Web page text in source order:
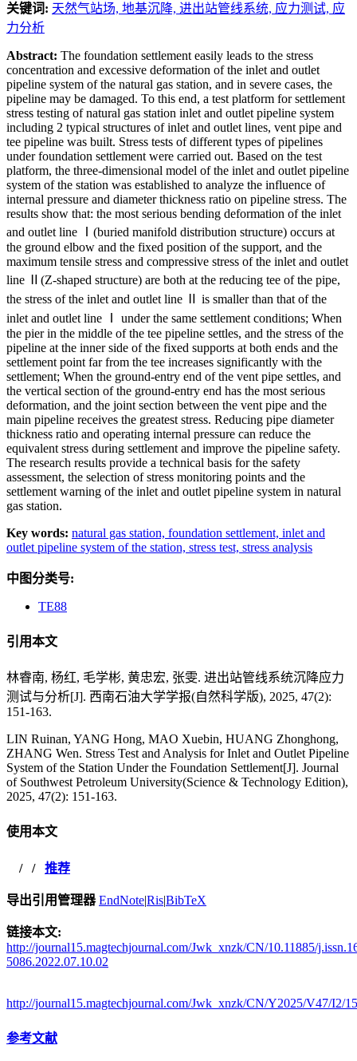
关键词: 天然气站场, 地基沉降, 进出站管线系统, 应力测试, 应
力分析
Abstract: The foundation settlement easily leads to the stress
concentration and excessive deformation of the inlet and outlet
pipeline system of the natural gas station, and in severe cases, the
pipeline may be damaged. To this end, a test platform for settlement
stress testing of natural gas station inlet and outlet pipeline system
including 2 typical structures of inlet and outlet lines, vent pipe and
tee pipeline was built. Stress tests of different types of pipelines
under foundation settlement were carried out. Based on the test
platform, the three-dimensional model of the inlet and outlet pipeline
system of the station was established to analyze the influence of
internal pressure and diameter thickness ratio on pipeline stress. The
results show that: the most serious bending deformation of the inlet
and outlet line Ⅰ(buried manifold distribution structure) occurs at
the ground elbow and the fixed position of the support, and the
maximum tensile stress and compressive stress of the inlet and outlet
line Ⅱ(Z-shaped structure) are both at the reducing tee of the pipe,
the stress of the inlet and outlet line Ⅱ is smaller than that of the
inlet and outlet line Ⅰ under the same settlement conditions; When
the pier in the middle of the tee pipeline settles, and the stress of the
pipeline at the inner side of the fixed supports at both ends and the
settlement point far from the tee increases significantly with the
settlement; When the ground-entry end of the vent pipe settles, and
the vertical section of the ground-entry end has the most serious
deformation, and the joint section between the vent pipe and the
main pipeline receives the greatest stress. Reducing pipe diameter
thickness ratio and operating internal pressure can reduce the
equivalent stress during settlement and improve the pipeline safety.
The research results provide a technical basis for the safety
assessment, the selection of stress monitoring points and the
settlement warning of the inlet and outlet pipeline system in natural
gas station.
Key words: natural gas station, foundation settlement, inlet and
outlet pipeline system of the station, stress test, stress analysis
中图分类号:
TE88
引用本文
林睿南, 杨红, 毛学彬, 黄忠宏, 张雯. 进出站管线系统沉降应力
测试与分析[J]. 西南石油大学学报(自然科学版), 2025, 47(2):
151-163.
LIN Ruinan, YANG Hong, MAO Xuebin, HUANG Zhonghong,
ZHANG Wen. Stress Test and Analysis for Inlet and Outlet Pipeline
System of the Station Under the Foundation Settlement[J]. Journal
of Southwest Petroleum University(Science & Technology Edition),
2025, 47(2): 151-163.
使用本文
/ / 推荐
导出引用管理器 EndNote|Ris|BibTeX
链接本文:
http://journal15.magtechjournal.com/Jwk_xnzk/CN/10.11885/
5086.2022.07.10.02
http://journal15.magtechjournal.com/Jwk_xnzk/CN/Y2025/V47/I2/
参考文献